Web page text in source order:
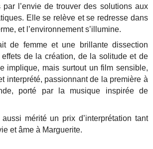
l’envie de trouver des solutions aux
Elle se relève et se redresse dans
et l’environnement s’illumine.
de femme et une brillante dissection
effets de la création, de la solitude et de
implique, mais surtout un film sensible,
interprété, passionnant de la première à
porté par la musique inspirée de
mérité un prix d’interprétation tant
et âme à Marguerite.